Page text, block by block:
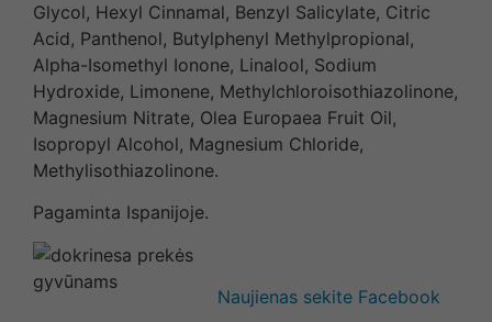
Glycol, Hexyl Cinnamal, Benzyl Salicylate, Citric
Acid, Panthenol, Butylphenyl Methylpropional,
Alpha-Isomethyl Ionone, Linalool, Sodium
Hydroxide, Limonene, Methylchloroisothiazolinone,
Magnesium Nitrate, Olea Europaea Fruit Oil,
Isopropyl Alcohol, Magnesium Chloride,
Methylisothiazolinone.
Pagaminta Ispanijoje.
Naujienas sekite Facebook